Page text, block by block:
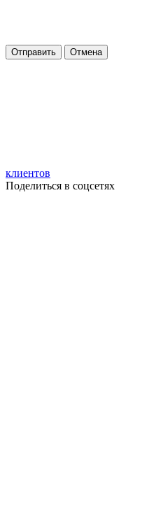
Отправить Отмена
клиентов
Поделиться в соцсетях